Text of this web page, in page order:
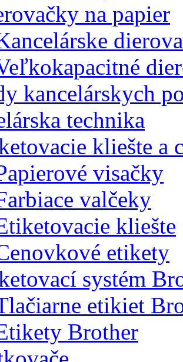
na papier
kancelárskych
technika
kliešte a
visačky
valčeky
kliešte
etikety
systém
etikiet
Brother